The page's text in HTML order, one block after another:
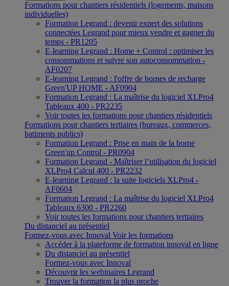
Formations pour chantiers résidentiels (logements, maisons
individuelles)
Formation Legrand : devenir expert des solutions
connectées Legrand pour mieux vendre et gagner du
temps - PR1205
E-learning Legrand : Home + Control : optimiser les
consommations et suivre son autoconsommation -
AF0207
E-learning Legrand : l'offre de bornes de recharge
Green'UP HOME - AF0904
Formation Legrand : La maîtrise du logiciel XLPro4
Tableaux 400 - PR2235
Voir toutes les formations pour chantiers résidentiels
Formations pour chantiers tertiaires (bureaux, commerces,
batiments publics)
Formation Legrand : Prise en main de la borne
Green'up Control - PR0904
Formation Legrand - Maîtriser l’utilisation du logiciel
XLPro4 Calcul 400 - PR2232
E-learning Legrand : la suite logiciels XLPro4 -
AF0604
Formation Legrand : La maîtrise du logiciel XLPro4
Tableaux 6300 - PR2260
Voir toutes les formations pour chantiers tertiaires
Du distanciel au présentiel
Formez-vous avec Innoval Voir les formations
Accéder à la plateforme de formation innoval en ligne
Du distanciel au présentiel
Formez-vous avec Innoval
Découvrir les webinaires Legrand
Trouver la formation la plus proche